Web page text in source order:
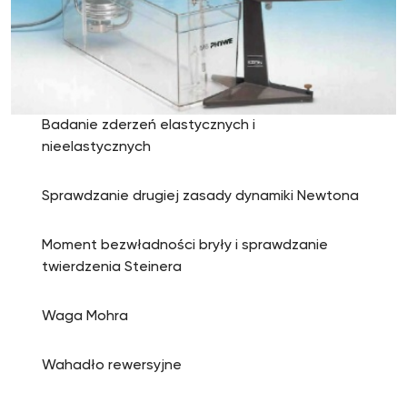
Badanie zderzeń elastycznych i
nieelastycznych
Sprawdzanie drugiej zasady dynamiki Newtona
Moment bezwładności bryły i sprawdzanie
twierdzenia Steinera
Waga Mohra
Wahadło rewersyjne